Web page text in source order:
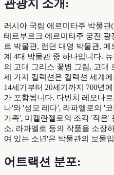
관광지 소개:
러시아 국립 에르미타주 박물관
테르부르크 에르미타주 궁전 광
르 박물관, 런던 대영 박물관,
계 4대 박물관 중 하나입니다.
의 고대 그리스 꽃병 그림, 고대
세 가지 컬렉션은 컬렉션 세계
14세기부터 20세기까지 700년
가 포함됩니다. 다빈치 레오나
나'와 '성모 레다', 라파엘로의 '
가족', 미켈란젤로의 조각 '작은'
소, 라파엘로 등의 작품을 소장
여 있는 소년'은 박물관의 보물
어트랙션 분포: